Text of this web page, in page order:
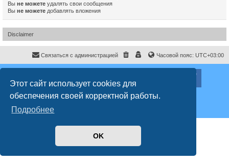
Этот сайт использует cookies для
обеспечения своей корректной работы.
Подробнее
OK
Вы не можете удалять свои сообщения
Вы не можете добавлять вложения
Disclaimer
Часовой пояс: UTC+03:00
Связаться с администрацией
Создано на основеphpBB® Forum Software © phpBB Limited
Русская поддержка phpBB
Конфиденциальность